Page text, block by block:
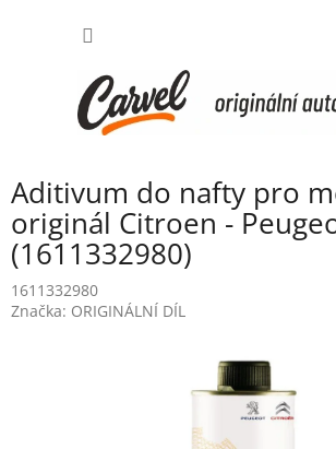
Aditivum do nafty pro
originál Citroen -
(1611332980)
1611332980
Značka: ORIGINÁLNÍ DÍL